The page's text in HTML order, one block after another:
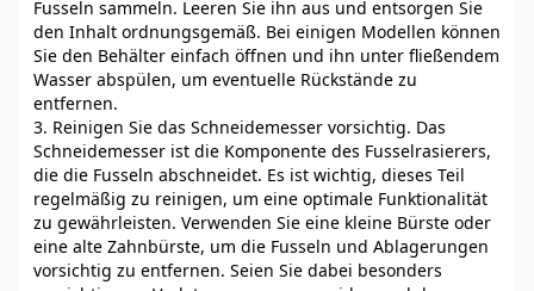
Fusseln sammeln. Leeren Sie ihn aus und entsorgen Sie
den Inhalt ordnungsgemäß. Bei einigen Modellen können
Sie den Behälter einfach öffnen und ihn unter fließendem
Wasser abspülen, um eventuelle Rückstände zu
entfernen.
3. Reinigen Sie das Schneidemesser vorsichtig. Das
Schneidemesser ist die Komponente des Fusselrasierers,
die die Fusseln abschneidet. Es ist wichtig, dieses Teil
regelmäßig zu reinigen, um eine optimale Funktionalität
zu gewährleisten. Verwenden Sie eine kleine Bürste oder
eine alte Zahnbürste, um die Fusseln und Ablagerungen
vorsichtig zu entfernen. Seien Sie dabei besonders